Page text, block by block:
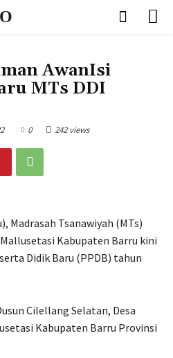
AwanIsi
MTs DDI
0 242 views
Madrasah Tsanawiyah (MTs)
Kabupaten Barru kini
Didik Baru (PPDB) tahun
Cilellang Selatan, Desa
Kabupaten Barru Provinsi